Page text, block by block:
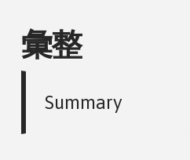
彙整
Summary